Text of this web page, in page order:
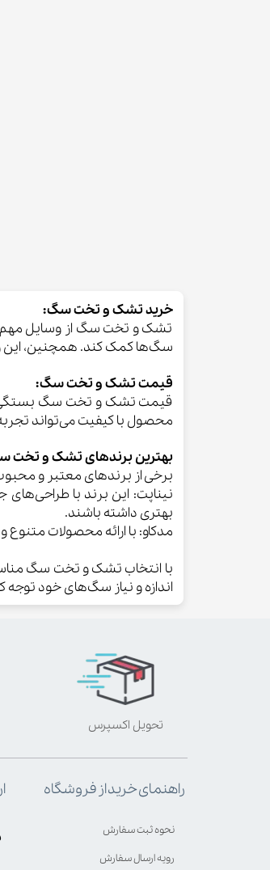
خرید تشک و تخت سگ:
تشک و تخت سگ از وسایل مهم
سگ‌ها کمک کند. همچنین، این
قیمت تشک و تخت سگ:
قیمت تشک و تخت سگ بستگی به
محصول با کیفیت می‌تواند
بهترین برند‌های تشک و تخت
برخی از برندهای معتبر و
نیناپت: این برند با
بهتری داشته باشند.
مدکاو: با ارائه محصولات
با انتخاب تشک و تخت سگ
اندازه و نیاز سگ‌های خود توجه
تحویل اکسپرس
راهنمای خرید از فروشگاه
نحوه ثبت سفارش
رویه ارسال سفارش